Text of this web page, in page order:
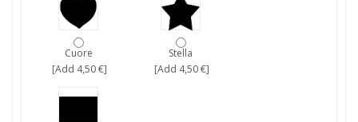
Cuore
[Add 4,50 €]
Stella
[Add 4,50 €]